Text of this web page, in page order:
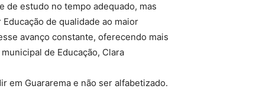
de estudo no tempo adequado, mas
de qualidade ao maior
avanço constante, oferecendo mais
de Educação, Clara
em Guararema e não ser alfabetizado.